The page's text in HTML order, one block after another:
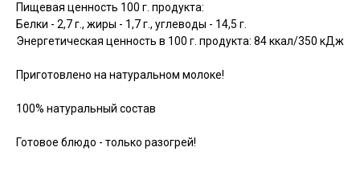
Пищевая ценность 100 г. продукта:
Белки - 2,7 г., жиры - 1,7 г., углеводы - 14,5 г.
Энергетическая ценность в 100 г. продукта: 84 ккал/350 кДж
Приготовлено на натуральном молоке!
100% натуральный состав
Готовое блюдо - только разогрей!